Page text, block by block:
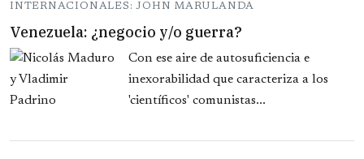
INTERNACIONALES: JOHN MARULANDA
Venezuela: ¿negocio y/o guerra?
Con ese aire de autosuficiencia e
inexorabilidad que caracteriza a los
'científicos' comunistas...